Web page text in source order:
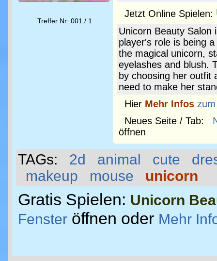
Treffer Nr: 001 / 1
Jetzt Online Spielen:
Unicorn Beauty Salon
player's role is being
the magical unicorn,
eyelashes and blush.
by choosing her outfit
need to make her
Hier Mehr Infos
Neues Seite / Tab:
öffnen
TAGs: 2d animal cute
makeup
mouse unicorn
Gratis Spielen: Unicorn
Fenster öffnen oder Mehr